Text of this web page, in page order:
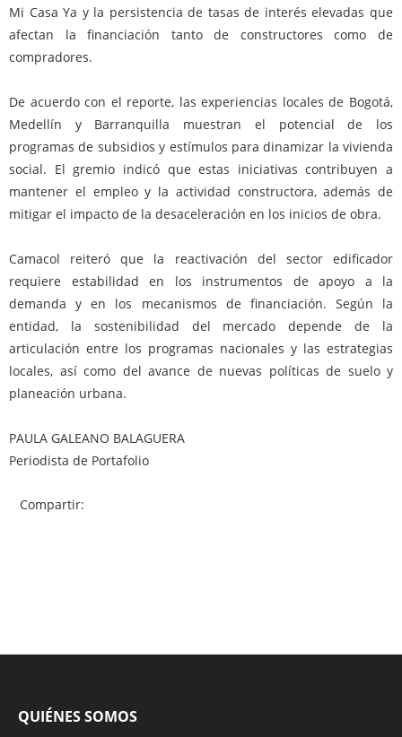
Mi Casa Ya y la persistencia de tasas de interés elevadas que
afectan la financiación tanto de constructores como de
compradores.
De acuerdo con el reporte, las experiencias locales de Bogotá,
Medellín y Barranquilla muestran el potencial de los
programas de subsidios y estímulos para dinamizar la vivienda
social. El gremio indicó que estas iniciativas contribuyen a
mantener el empleo y la actividad constructora, además de
mitigar el impacto de la desaceleración en los inicios de obra.
Camacol reiteró que la reactivación del sector edificador
requiere estabilidad en los instrumentos de apoyo a la
demanda y en los mecanismos de financiación. Según la
entidad, la sostenibilidad del mercado depende de la
articulación entre los programas nacionales y las estrategias
locales, así como del avance de nuevas políticas de suelo y
planeación urbana.
PAULA GALEANO BALAGUERA
Periodista de Portafolio
Compartir:
QUIÉNES SOMOS